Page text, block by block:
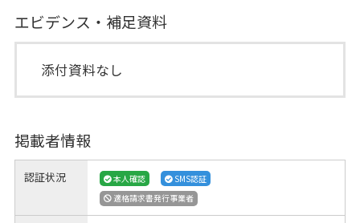
エビデンス・補足資料
添付資料なし
掲載者情報
認証状況 本人確認
SMS認証
適格請求書発行事業者